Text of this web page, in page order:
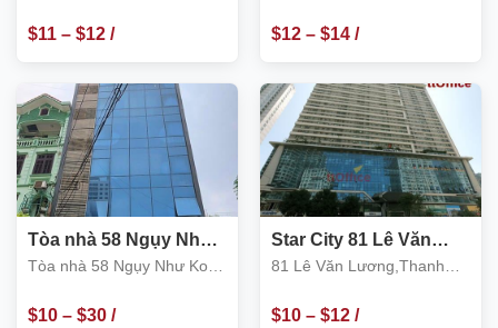
$11– $12/
m2
Thanh Xuân
$12– $14/
m2
Tòa nhà 58 Ngụy Như
Kon Tum, Quận Thanh
Tòa nhà 58 Ngụy Như Kon
$10– $30/
Star City 81 Lê Văn
Lương, Thanh Xuân
81 Lê Văn Lương,Thanh
$10– $12/